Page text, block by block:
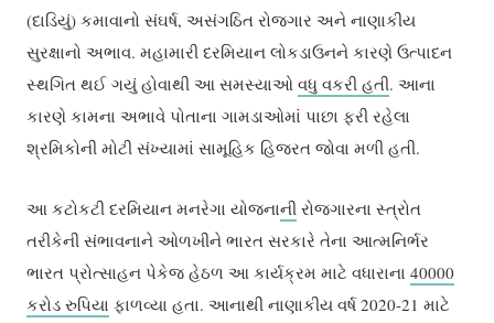
(દાડિયું) કમાવાનો સંઘર્ષ, અસંગઠિત રોજગાર અને નાણાકીય
સુરક્ષાનો અભાવ. મહામારી દરમિયાન લોકડાઉનને કારણે ઉત્પાદન
સ્થગિત થઈ ગયું હોવાથી આ સમસ્યાઓવધુ વકરી હતી. આના
કારણે કામના અભાવે પોતાના ગામડાઓમાં પાછા ફરી રહેલા
શ્રમિકોની મોટી સંખ્યામાં સામૂહિક હિજરત જોવા મળી હતી.
આ કટોકટી દરમિયાન મનરેગા યોજનાની રોજગારના સ્ત્રોત
તરીકેની સંભાવનાને ઓળખીને ભારત સરકારે તેના આત્મનિર્ભર
ભારત પ્રોત્સાહન પેકેજ હેઠળ આ કાર્યક્રમ માટે વધારાના40000
કરોડ રુપિયા ફાળવ્યા હતા. આનાથી નાણાકીય વર્ષ 2020-21 માટે